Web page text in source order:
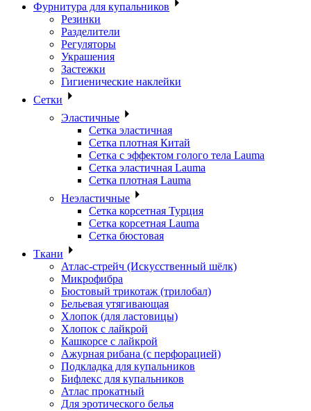
Фурнитура для купальников
Резинки
Разделители
Регуляторы
Украшения
Застежки
Гигиенические наклейки
Сетки
Эластичные
Сетка эластичная
Сетка плотная Китай
Сетка с эффектом голого тела Lauma
Сетка эластичная Lauma
Сетка плотная Lauma
Неэластичные
Сетка корсетная Турция
Сетка корсетная Lauma
Сетка бюстовая
Ткани
Атлас-стрейч (Искусственный шёлк)
Микрофибра
Бюстовый трикотаж (трилобал)
Бельевая утягивающая
Хлопок (для ластовицы)
Хлопок с лайкрой
Кашкорсе с лайкрой
Ажурная рибана (с перфорацией)
Подкладка для купальников
Бифлекс для купальников
Атлас прокатный
Для эротического белья